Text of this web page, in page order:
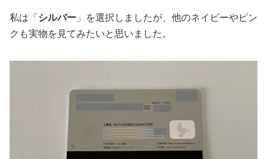
私は「 シルバー 」を選択しましたが、他のネイビーやピン
クも実物を見てみたいと思いました。